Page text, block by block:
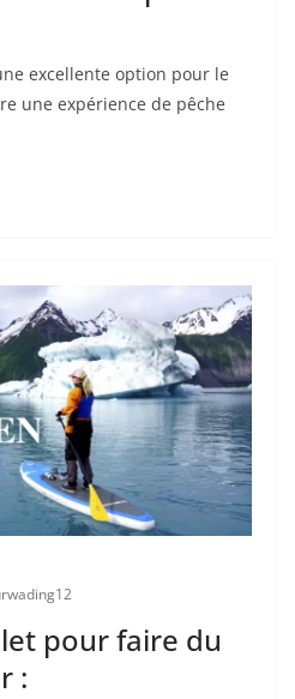
excellente option pour le
une expérience de pêche
pour faire du
: